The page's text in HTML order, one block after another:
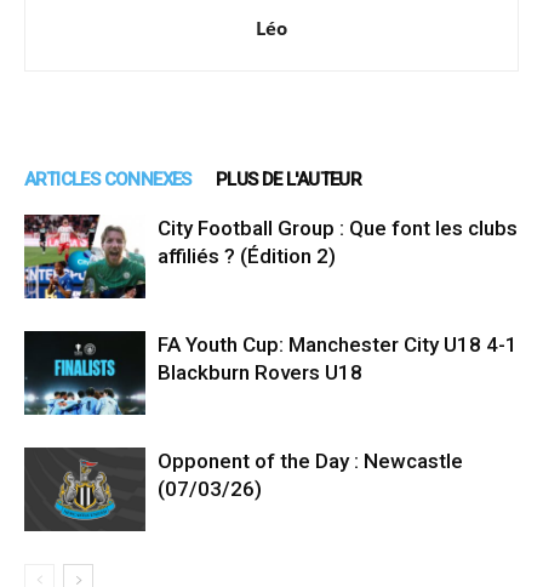
Léo
ARTICLES CONNEXES PLUS DE L'AUTEUR
City Football Group : Que font les clubs
affiliés ? (Édition 2)
FA Youth Cup: Manchester City U18 4-1
Blackburn Rovers U18
Opponent of the Day : Newcastle
(07/03/26)